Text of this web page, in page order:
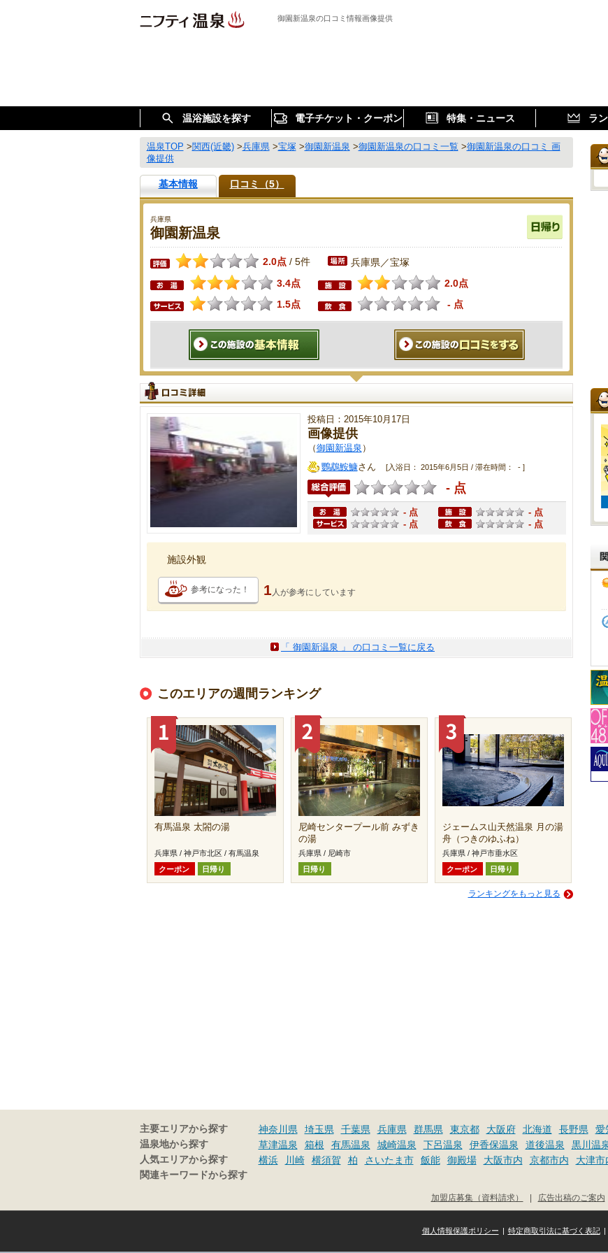
御園新温泉の口コミ情報画像提供
温浴施設を探す 電子チケット・クーポン 特集・ニュース ラ
温泉TOP >関西(近畿)>兵庫県>宝塚>御園新温泉 >御園新温泉の口コミ一覧 >御園新温泉の口コミ 画
像提供
基本情報 口コミ（5）
兵庫県
御園新温泉
2.0点 / 5件 兵庫県／宝塚
3.4点
2.0点
1.5点
- 点
投稿日：2015年10月17日
画像提供
（御園新温泉 ）
鸚鵡鮟鱇さん [入浴日： 2015年6月5日 / 滞在時間： - ]
- 点
- 点
- 点
- 点
- 点
施設外観
参考になった！ 1 人が参考にしています
「 御園新温泉 」 の口コミ一覧に戻る
このエリアの週間ランキング
有馬温泉 太閤の湯
兵庫県 / 神戸市北区 / 有馬温泉
クーポン
日帰り
尼崎センタープール前 みずき
の湯
兵庫県 / 尼崎市
日帰り
ジェームス山天然温泉 月の湯
舟（つきのゆふね）
兵庫県 / 神戸市垂水区
クーポン
日帰り
ランキングをもっと見る
主要エリアから探す 神奈川県 埼玉県 千葉県 兵庫県 群馬県 東京都 大阪府 北海道 長野県 愛
温泉地から探す 草津温泉 箱根 有馬温泉 城崎温泉 下呂温泉 伊香保温泉 道後温泉 黒川温
人気エリアから探す 横浜 川崎 横須賀 柏 さいたま市 飯能 御殿場 大阪市内 京都市内 大津市
関連キーワードから探す
広告出稿のご案内
|
加盟店募集（資料請求）
|
特定商取引法に基づく表記
|
個人情報保護ポリシー